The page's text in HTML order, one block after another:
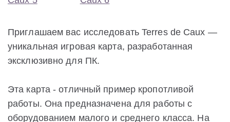
Приглашаем вас исследовать Terres de Caux —
уникальная игровая карта, разработанная
эксклюзивно для ПК.
Эта карта - отличный пример кропотливой
работы. Она предназначена для работы с
оборудованием малого и среднего класса. На